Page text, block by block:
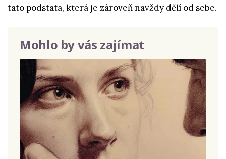
tato podstata, která je zároveň navždy dělí od sebe.
Mohlo by vás zajímat